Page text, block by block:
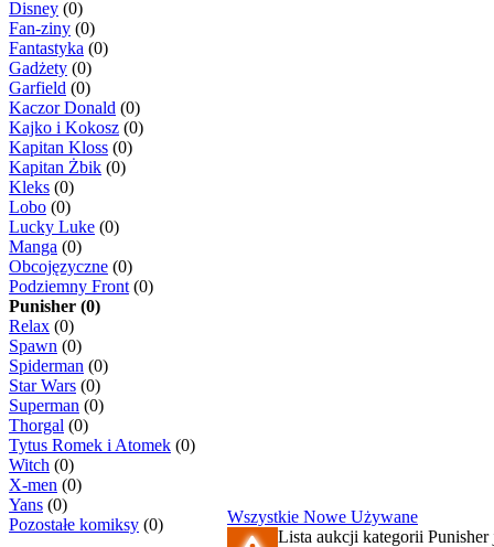
Disney (0)
Fan-ziny (0)
Fantastyka (0)
Gadżety (0)
Garfield (0)
Kaczor Donald (0)
Kajko i Kokosz (0)
Kapitan Kloss (0)
Kapitan Żbik (0)
Kleks (0)
Lobo (0)
Lucky Luke (0)
Manga (0)
Obcojęzyczne (0)
Podziemny Front (0)
Punisher (0)
Relax (0)
Spawn (0)
Spiderman (0)
Star Wars (0)
Superman (0)
Thorgal (0)
Tytus Romek i Atomek (0)
Witch (0)
X-men (0)
Yans (0)
Pozostałe komiksy (0) Wszystkie Nowe Używane
Lista aukcji kategorii Punisher